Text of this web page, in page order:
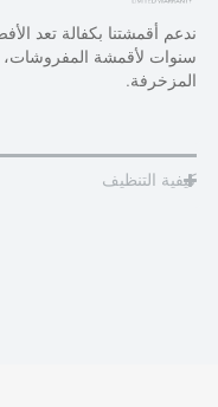
سنوات لأقمشة المفروشات،
المزخرفة.
كيفية التنظيف